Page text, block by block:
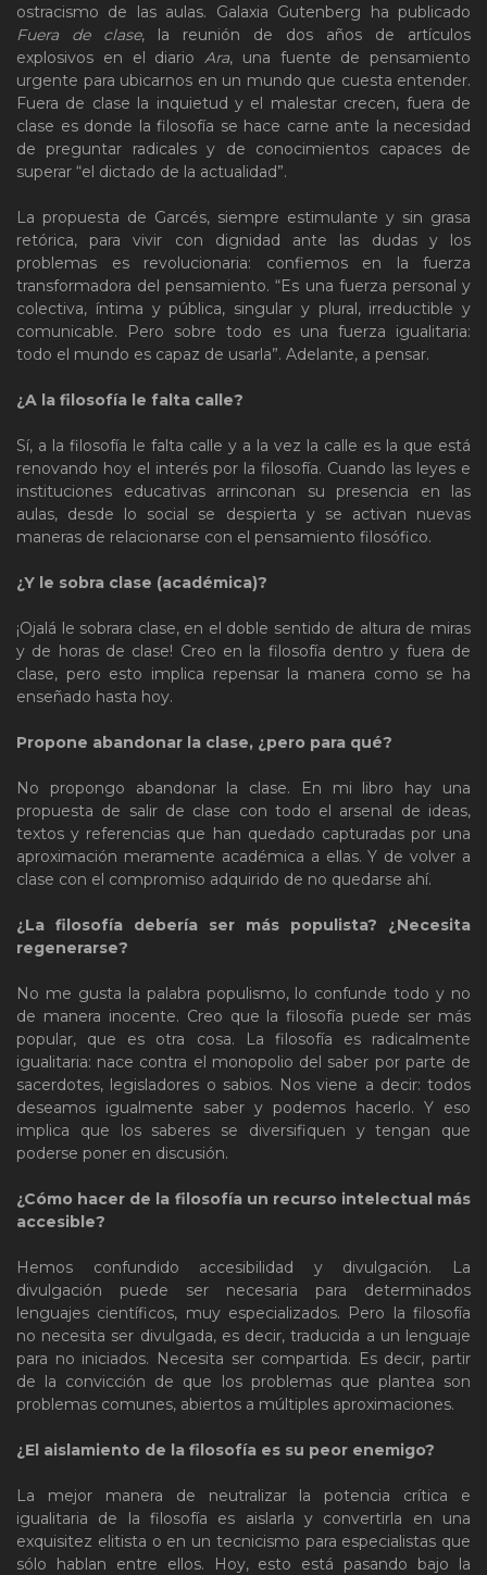
ostracismo de las aulas. Galaxia Gutenberg ha publicado
Fuera de clase, la reunión de dos años de artículos
explosivos en el diario Ara, una fuente de pensamiento
urgente para ubicarnos en un mundo que cuesta entender.
Fuera de clase la inquietud y el malestar crecen, fuera de
clase es donde la filosofía se hace carne ante la necesidad
de preguntar radicales y de conocimientos capaces de
superar “el dictado de la actualidad”.
La propuesta de Garcés, siempre estimulante y sin grasa
retórica, para vivir con dignidad ante las dudas y los
problemas es revolucionaria: confiemos en la fuerza
transformadora del pensamiento. “Es una fuerza personal y
colectiva, íntima y pública, singular y plural, irreductible y
comunicable. Pero sobre todo es una fuerza igualitaria:
todo el mundo es capaz de usarla”. Adelante, a pensar.
¿A la filosofía le falta calle?
Sí, a la filosofía le falta calle y a la vez la calle es la que está
renovando hoy el interés por la filosofía. Cuando las leyes e
instituciones educativas arrinconan su presencia en las
aulas, desde lo social se despierta y se activan nuevas
maneras de relacionarse con el pensamiento filosófico.
¿Y le sobra clase (académica)?
¡Ojalá le sobrara clase, en el doble sentido de altura de miras
y de horas de clase! Creo en la filosofía dentro y fuera de
clase, pero esto implica repensar la manera como se ha
enseñado hasta hoy.
Propone abandonar la clase, ¿pero para qué?
No propongo abandonar la clase. En mi libro hay una
propuesta de salir de clase con todo el arsenal de ideas,
textos y referencias que han quedado capturadas por una
aproximación meramente académica a ellas. Y de volver a
clase con el compromiso adquirido de no quedarse ahí.
¿La filosofía debería ser más populista? ¿Necesita
regenerarse?
No me gusta la palabra populismo, lo confunde todo y no
de manera inocente. Creo que la filosofía puede ser más
popular, que es otra cosa. La filosofía es radicalmente
igualitaria: nace contra el monopolio del saber por parte de
sacerdotes, legisladores o sabios. Nos viene a decir: todos
deseamos igualmente saber y podemos hacerlo. Y eso
implica que los saberes se diversifiquen y tengan que
poderse poner en discusión.
¿Cómo hacer de la filosofía un recurso intelectual más
accesible?
Hemos confundido accesibilidad y divulgación. La
divulgación puede ser necesaria para determinados
lenguajes científicos, muy especializados. Pero la filosofía
no necesita ser divulgada, es decir, traducida a un lenguaje
para no iniciados. Necesita ser compartida. Es decir, partir
de la convicción de que los problemas que plantea son
problemas comunes, abiertos a múltiples aproximaciones.
¿El aislamiento de la filosofía es su peor enemigo?
La mejor manera de neutralizar la potencia crítica e
igualitaria de la filosofía es aislarla y convertirla en una
exquisitez elitista o en un tecnicismo para especialistas que
sólo hablan entre ellos. Hoy, esto está pasando bajo la